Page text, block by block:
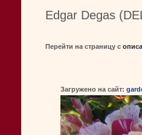
Edgar Degas
Перейти на страницу с
Загружено на сайт: